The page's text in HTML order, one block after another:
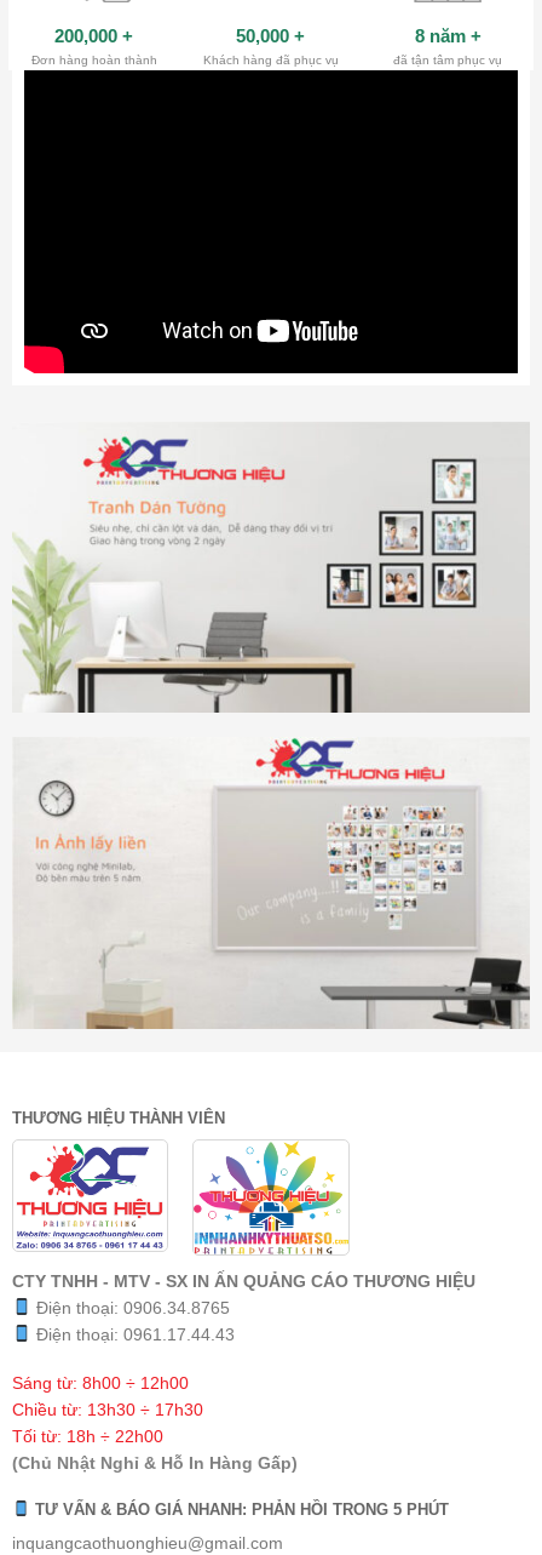
200,000 +
Đơn hàng hoàn thành
50,000 +
Khách hàng đã phục vụ
8 năm +
đã tận tâm phục vụ
THƯƠNG HIỆU THÀNH VIÊN
CTY TNHH - MTV - SX IN ẤN QUẢNG CÁO THƯƠNG HIỆU
Điện thoại: 0906.34.8765
Điện thoại: 0961.17.44.43
Sáng từ: 8h00 ÷ 12h00
Chiều từ: 13h30 ÷ 17h30
Tối từ: 18h ÷ 22h00
(Chủ Nhật Nghỉ & Hỗ In Hàng Gấp)
TƯ VẤN & BÁO GIÁ NHANH: PHẢN HỒI TRONG 5 PHÚT
inquangcaothuonghieu@gmail.com